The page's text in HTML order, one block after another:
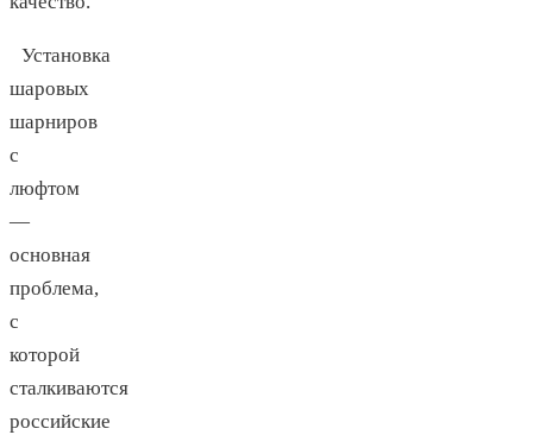
Установка
шаровых
шарниров
с
люфтом
—
основная
проблема,
с
которой
сталкиваются
российские